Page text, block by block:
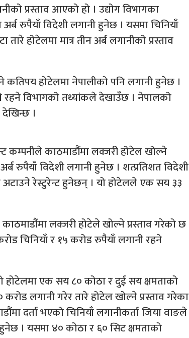
प्रस्ताव आएको हो । उद्योग विभागका
रुपैयाँ विदेशी लगानी हुनेछ । यसमा चिनियाँ
होटेलमा मात्र तीन अर्ब लगानीको प्रस्ताव
होटेलमा नेपालीको पनि लगानी हुनेछ ।
रहने विभागको तथ्यांकले देखाउँछ । नेपालको
देखिन्छ ।
कम्पनीले काठमाडौंमा लक्जरी होटेल खोल्ने
रुपैयाँ विदेशी लगानी हुनेछ । शत्प्रतिशत विदेशी
रेस्टुरेन्ट हुनेछन् । यो होटेलले एक सय ३३
लक्जरी होटेले खोल्ने प्रस्ताव गरेको छ
चिनियाँ र १५ करोड रुपैयाँ लगानी रहने
होटेलमा एक सय ८० कोठा र दुई सय क्षमताको
लगानी गरेर तारे होटेल खोल्ने प्रस्ताव गरेका
दर्ता भएको चिनियाँ लगानीकर्ता जिया वाङले
। यसमा ४० कोठा र ६० सिट क्षमताको